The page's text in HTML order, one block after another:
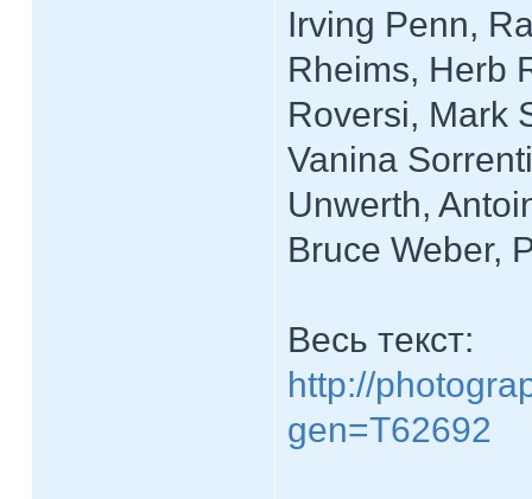
Irving Penn,
Rheims, Herb
Roversi, Mark
Vanina
Unwerth,
Bruce Weber,
Весь текст:
http://
gen=T62692